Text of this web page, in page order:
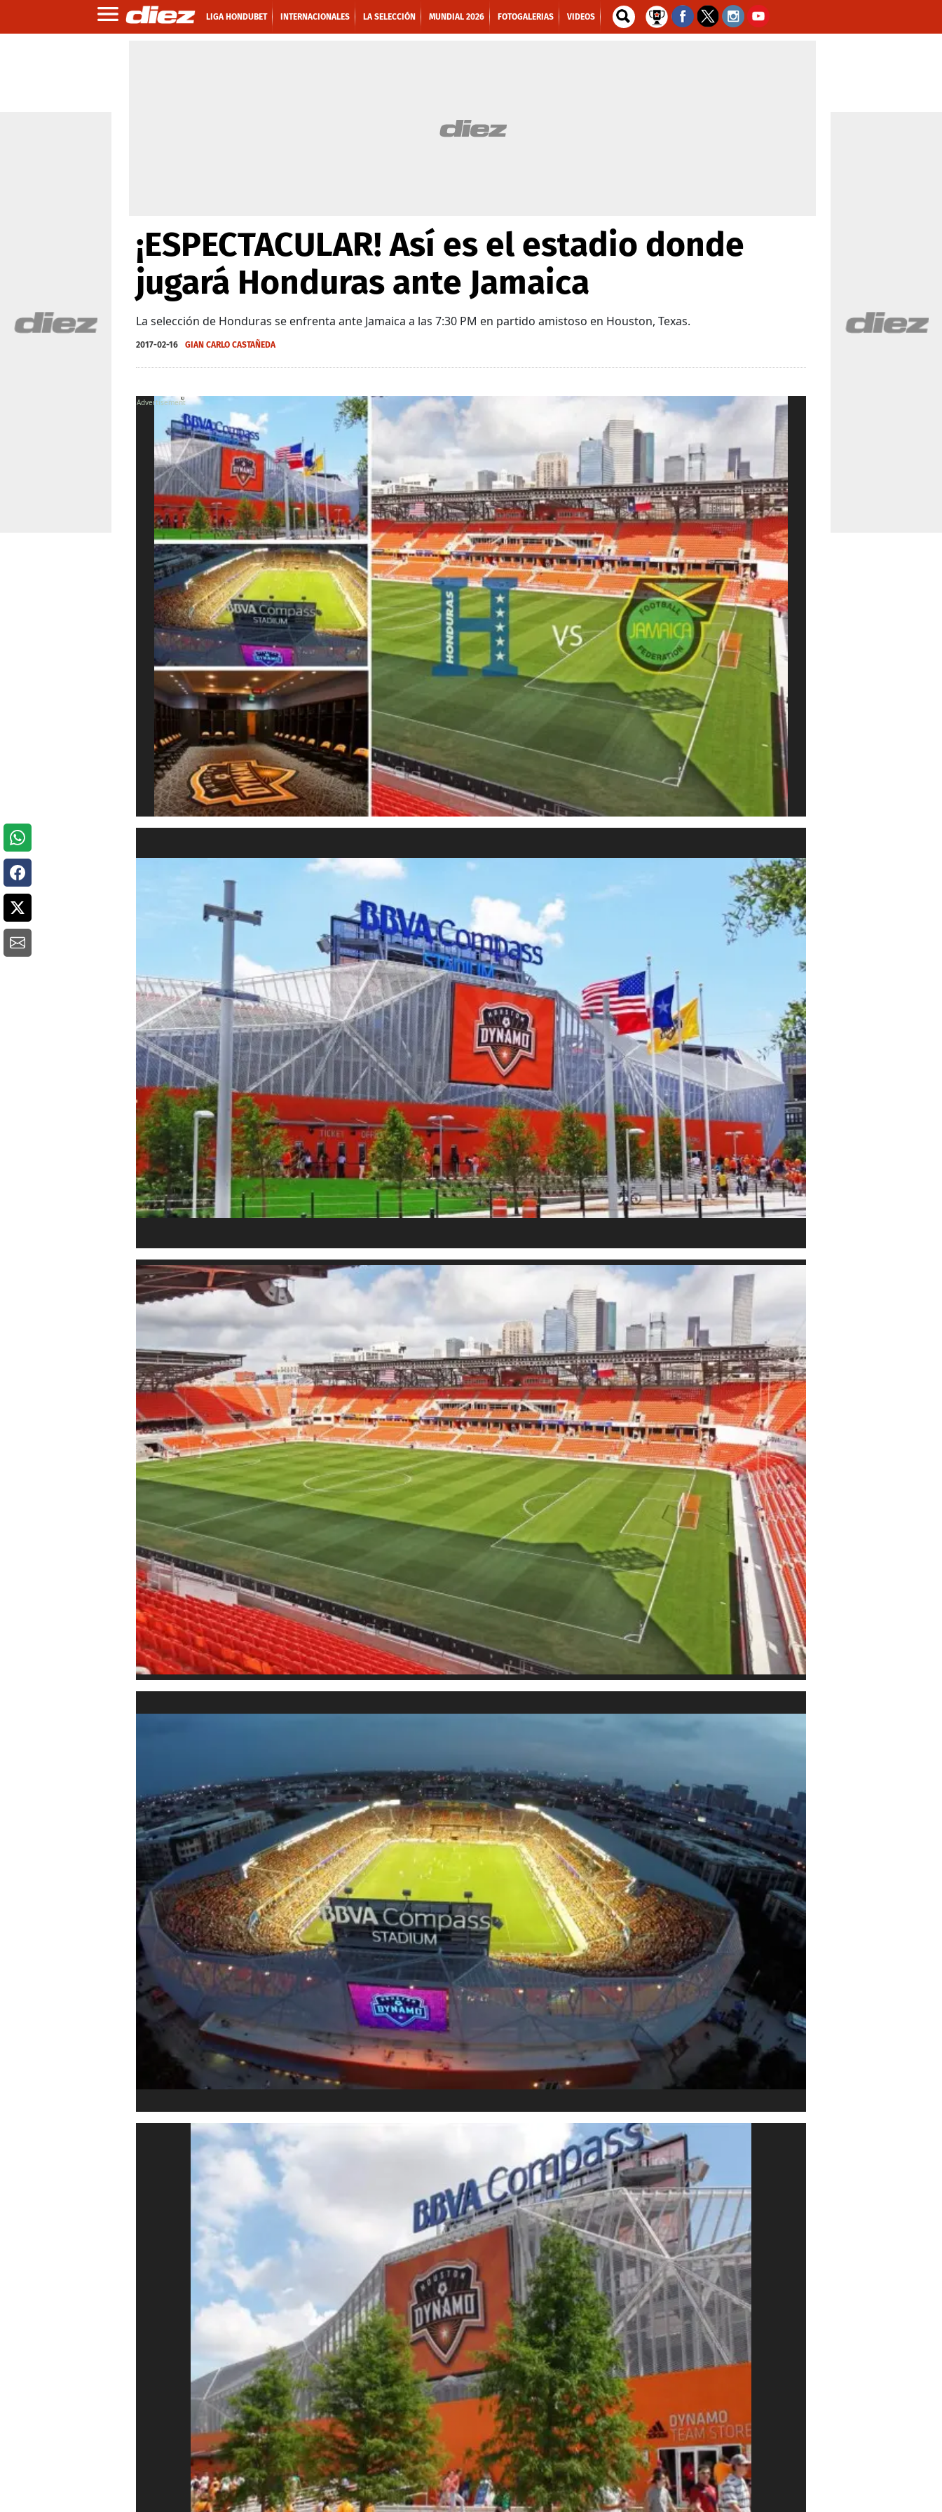
LIGA HONDUBET INTERNACIONALES LA SELECCIÓN MUNDIAL 2026 FOTOGALERIAS VIDEOS
¡ESPECTACULAR! Así es el estadio donde
jugará Honduras ante Jamaica
La selección de Honduras se enfrenta ante Jamaica a las 7:30 PM en partido amistoso en Houston, Texas.
2017-02-16 GIAN CARLO CASTAÑEDA
X